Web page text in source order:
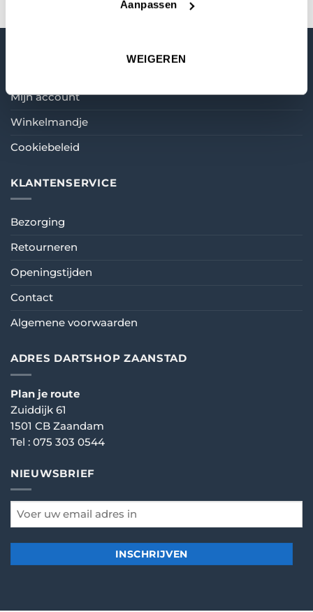
Aanpassen
WEIGEREN
Mijn account
Winkelmandje
Cookiebeleid
KLANTENSERVICE
Bezorging
Retourneren
Openingstijden
Contact
Algemene voorwaarden
ADRES DARTSHOP ZAANSTAD
Plan je route
Zuiddijk 61
1501 CB Zaandam
Tel : 075 303 0544
NIEUWSBRIEF
email
*